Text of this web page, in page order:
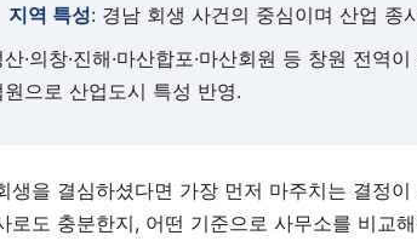
지역 특성: 경남 회생 사건의 중심이며 산업 종
산·의창·진해·마산합포·마산회원 등 창원 전역
원으로 산업도시 특성 반영.
생을 결심하셨다면 가장 먼저 마주치는 결정
로도 충분한지, 어떤 기준으로 사무소를 비교